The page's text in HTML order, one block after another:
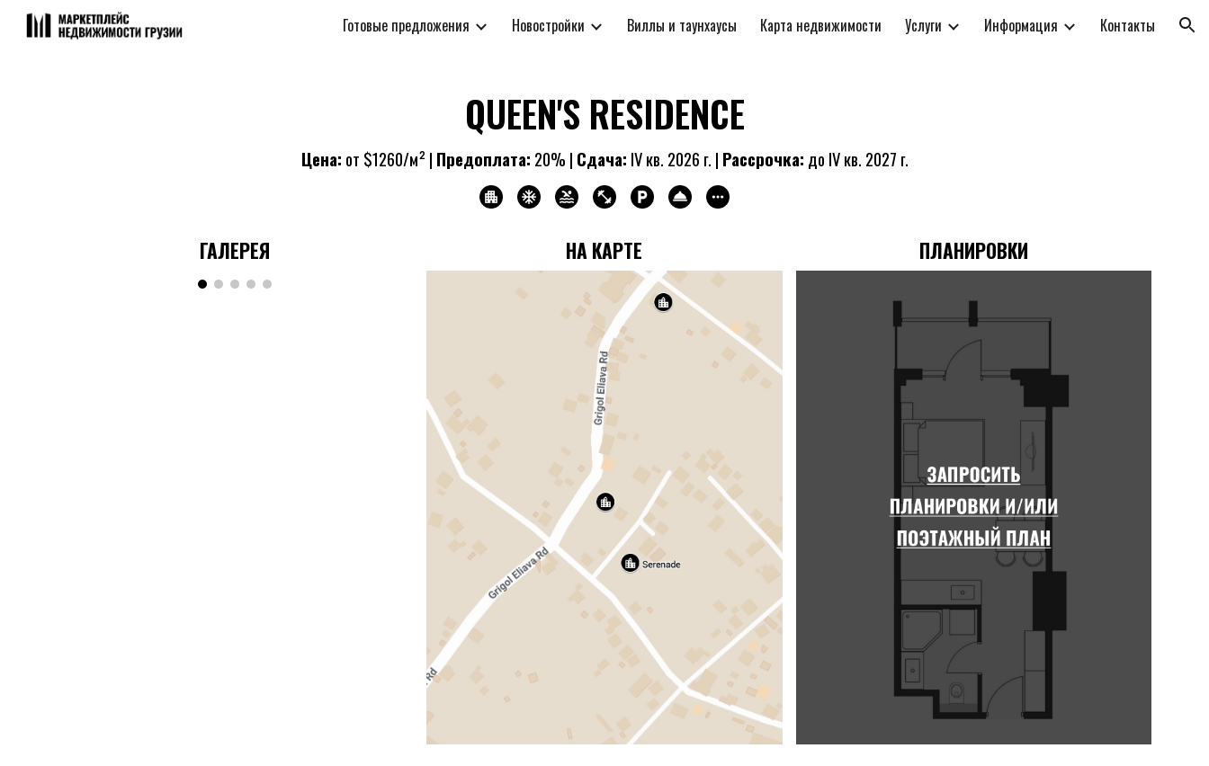
Skip to main content Skip to navigation
Готовые предложения Новостройки Виллы и таунхаусы Карта недвижимости Услуги Информация Контакты
QUEEN'S RESIDENCE
Цена: от $1260/м² | Предоплата: 20% | Сдача: IV кв. 2026 г. | Рассрочка: до IV кв. 2027 г.
ГАЛЕРЕЯ НА КАРТЕ ПЛАНИРОВКИ